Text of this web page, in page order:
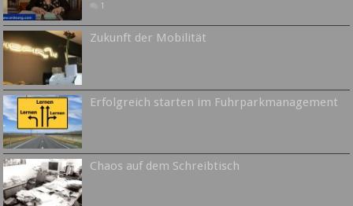
1
Zukunft der Mobilität
Erfolgreich starten im Fuhrparkmanagement
Chaos auf dem Schreibtisch